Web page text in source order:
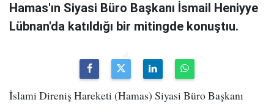
Hamas'ın Siyasi Büro Başkanı İsmail Heniyye
Lübnan'da katıldığı bir mitingde konuştıu.
İslami Direniş Hareketi (Hamas) Siyasi Büro Başkanı